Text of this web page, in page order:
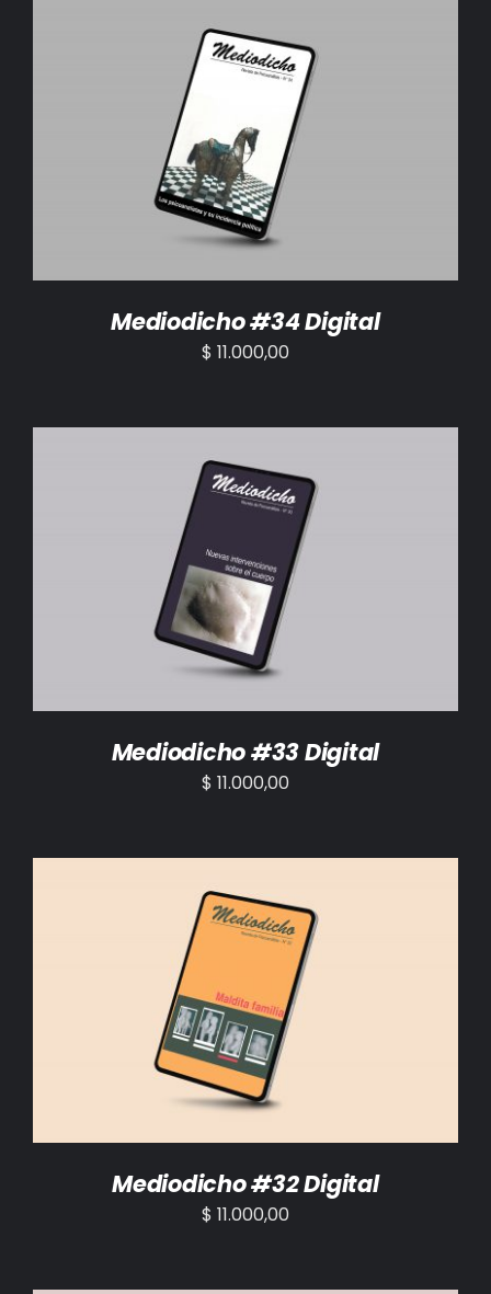
AÑADIR AL CARRITO /
Mediodicho #34 Digital
$ 11.000,00
AÑADIR AL CARRITO /
Mediodicho #33 Digital
$ 11.000,00
AÑADIR AL CARRITO /
Mediodicho #32 Digital
$ 11.000,00